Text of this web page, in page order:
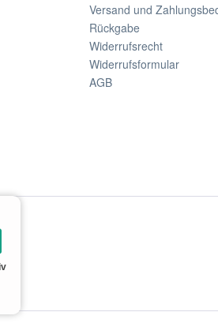
Versand und
Rückgabe
Widerrufsrecht
Widerrufsformular
AGB